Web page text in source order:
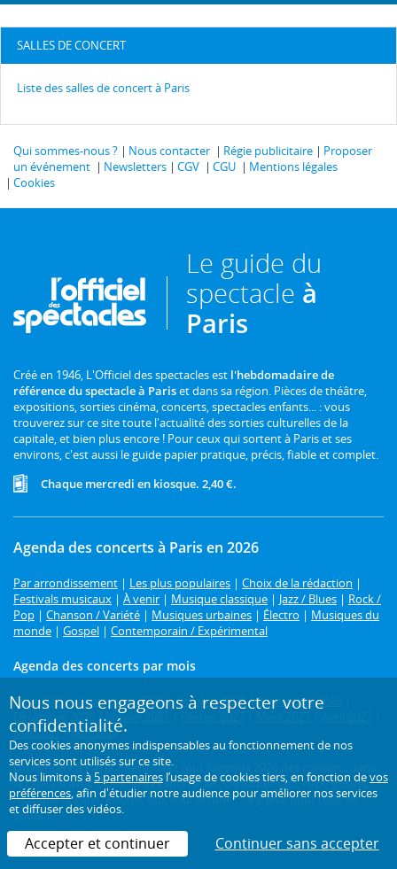
SALLES DE CONCERT
Liste des salles de concert à Paris
Qui sommes-nous ? Nous contacter Régie publicitaire
Proposer
un événement
Newsletters CGV CGU
Mentions légales
Cookies
Le guide du
spectacle à
Paris
Créé en 1946, L'Officiel des spectacles est l'hebdomadaire de
référence du spectacle à Pariset dans sa région. Pièces de théâtre,
expositions, sorties cinéma, concerts, spectacles enfants... : vous
trouverez sur ce site toute l'actualité des sorties culturelles de la
capitale, et bien plus encore ! Pour ceux qui sortent à Paris et ses
environs, c'est aussi le guide papier pratique, précis, fiable et complet.
Chaque mercredi en kiosque. 2,40 €.
Agenda des concerts à Paris en 2026
Par arrondissement | Les plus populaires | Choix de la rédaction |
Festivals musicaux | À venir | Musique classique | Jazz / Blues | Rock /
Pop | Chanson / Variété | Musiques urbaines | Électro | Musiques du
monde | Gospel | Contemporain / Expérimental
Agenda des concerts par mois
Août 2026| Septembre 2026|Octobre 2026|Novembre 2026
Décembre 2026
| Janvier 2027 Février 2027
Mai 2027| Juin 2027
Un concert à Paris ?Retrouvez tout l'agenda 2026 des concerts dans
la capitale avec L'Officiel des spectacles. Classique, jazz, rock, gospel,
musique tzigane, électro, rap, soul et funk... : il y en a pour tous les
goûts !
Nous nous engageons à respecter votre
confidentialité.
Des cookies anonymes indispensables au fonctionnement de nos
services sont utilisés sur ce site.
Nous limitons à 5 partenaires l’usage de cookies tiers, en fonction devos
préférences, afin d'étudier notre audience pour améliorer nos services
et diffuser des vidéos.
Accepter et continuer Continuer sans accepter